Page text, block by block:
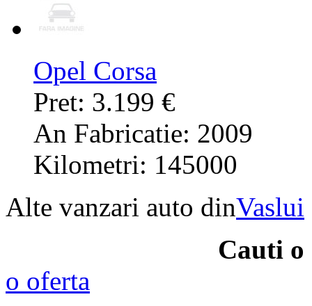
Opel Corsa
Pret: 3.199 €
An Fabricatie: 2009
Kilometri: 145000
Alte vanzari auto dinVaslui
Cauti o
o oferta